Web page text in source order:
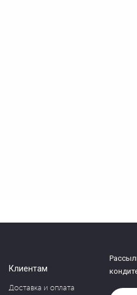
Клиентам
Доставка и оплата